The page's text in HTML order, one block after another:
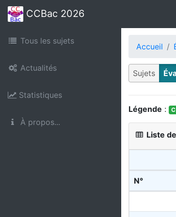
CCBac 2026
Tous les sujets
Actualités
Statistiques
À propos...
Accueil
Sujets
Légende : C
Liste
N°